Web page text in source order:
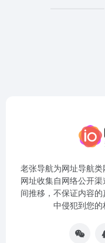
老张导航为网址导航
网址收集自网络公开
间推移，不保证内容
中侵犯到您的